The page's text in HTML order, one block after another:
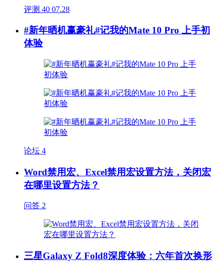
评测 40 07.28
#新年晒机赢豪礼#记我的Mate 10 Pro 上手初
体验
论坛 4
Word禁用宏、Excel禁用宏设置方法，关闭宏
在哪里设置方法？
问答 2
三星Galaxy Z Fold8深度体验：六年首次换形